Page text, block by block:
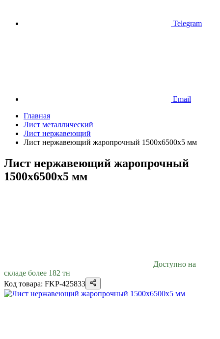
Telegram
Email
Главная
Лист металлический
Лист нержавеющий
Лист нержавеющий жаропрочный 1500х6500х5 мм
Лист нержавеющий жаропрочный
1500х6500х5 мм
Доступно на
складе более 182 тн
Код товара: FKP-425833